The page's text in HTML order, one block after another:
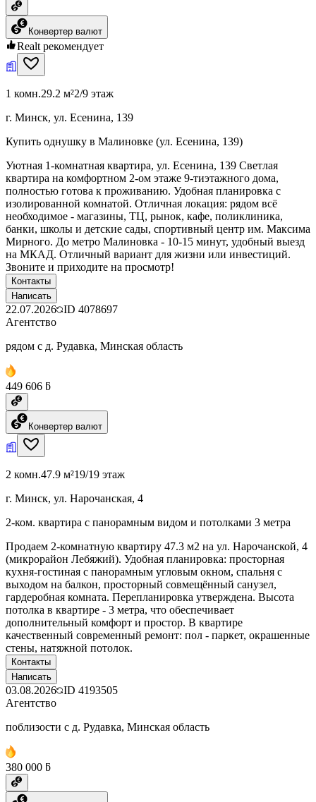
Конвертер валют
Realt рекомендует
1 комн.29.2 м²2/9 этаж
г. Минск, ул. Есенина, 139
Купить однушку в Малиновке (ул. Есенина, 139)
Уютная 1-комнатная квартира, ул. Есенина, 139 Светлая
квартира на комфортном 2-ом этаже 9-тиэтажного дома,
полностью готова к проживанию. Удобная планировка с
изолированной комнатой. Отличная локация: рядом всё
необходимое - магазины, ТЦ, рынок, кафе, поликлиника,
банки, школы и детские сады, спортивный центр им. Максима
Мирного. До метро Малиновка - 10-15 минут, удобный выезд
на МКАД. Отличный вариант для жизни или инвестиций.
Звоните и приходите на просмотр!
Контакты
Написать
22.07.2026 ID 4078697
Агентство
рядом с д. Рудавка, Минская область
449 606 ƃ
Конвертер валют
2 комн.47.9 м²19/19 этаж
г. Минск, ул. Нарочанская, 4
2-ком. квартира с панорамным видом и потолками 3 метра
Продаем 2-комнатную квартиру 47.3 м2 на ул. Нарочанской, 4
(микрорайон Лебяжий). Удобная планировка: просторная
кухня-гостиная с панорамным угловым окном, спальня с
выходом на балкон, просторный совмещённый санузел,
гардеробная комната. Перепланировка утверждена. Высота
потолка в квартире - 3 метра, что обеспечивает
дополнительный комфорт и простор. В квартире
качественный современный ремонт: пол - паркет, окрашенные
стены, натяжной потолок.
Контакты
Написать
03.08.2026 ID 4193505
Агентство
поблизости с д. Рудавка, Минская область
380 000 ƃ